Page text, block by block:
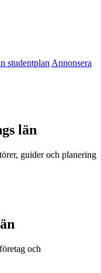
studentplan Annonsera
län
guider och planering
och